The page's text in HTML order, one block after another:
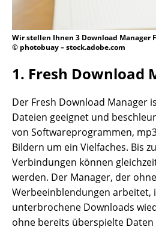
Wir stellen Ihnen 3 Download Manager
© photobuay – stock.adobe.com
1. Fresh Download
Der Fresh Download Manager
Dateien geeignet und
von Softwareprogrammen,
Bildern um ein Vielfaches. Bis
Verbindungen können
werden. Der Manager, der ohne
Werbeeinblendungen arbeitet,
unterbrochene Downloads
ohne bereits überspielte